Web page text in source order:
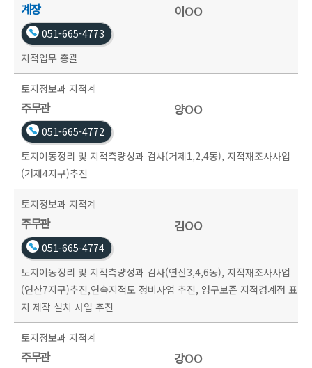
계장 이OO
051-665-4773
지적업무 총괄
토지정보과 지적계
주무관 양OO
051-665-4772
토지이동정리 및 지적측량성과 검사(거제1,2,4동), 지적재조사사업
(거제4지구)추진
토지정보과 지적계
주무관 김OO
051-665-4774
토지이동정리 및 지적측량성과 검사(연산3,4,6동), 지적재조사사업
(연산7지구)추진,연속지적도 정비사업 추진, 영구보존 지적경계점 표
지 제작 설치 사업 추진
토지정보과 지적계
주무관 강OO